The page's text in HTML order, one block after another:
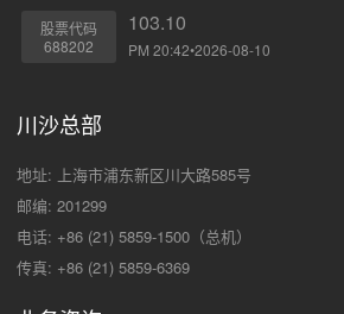
股票代码
688202
103.10
PM 20:42•2026-08-10
川沙总部
地址: 上海市浦东新区川大路585号
邮编: 201299
电话: +86 (21) 5859-1500（总机）
传真: +86 (21) 5859-6369